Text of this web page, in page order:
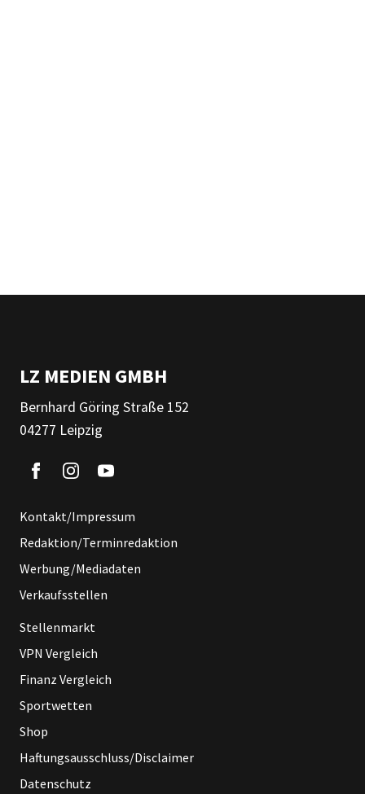
LZ MEDIEN GMBH
Bernhard Göring Straße 152
04277 Leipzig
Kontakt/Impressum
Redaktion/Terminredaktion
Werbung/Mediadaten
Verkaufsstellen
Stellenmarkt
VPN Vergleich
Finanz Vergleich
Sportwetten
Shop
Haftungsausschluss/Disclaimer
Datenschutz